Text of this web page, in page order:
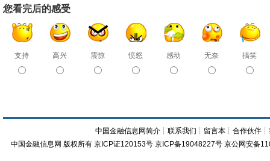
您看完后的感受
支持 高兴 震惊 愤怒 感动 无奈 搞笑
中国金融信息网简介 ┊联系我们 ┊ 留言本 ┊合作伙伴 ┊
中国金融信息网 版权所有 京ICP证120153号 京ICP备19048227号 京公网安备